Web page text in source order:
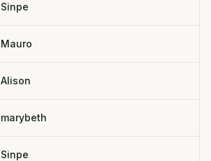
Sinpe
Mauro
Alison
marybeth
Sinpe